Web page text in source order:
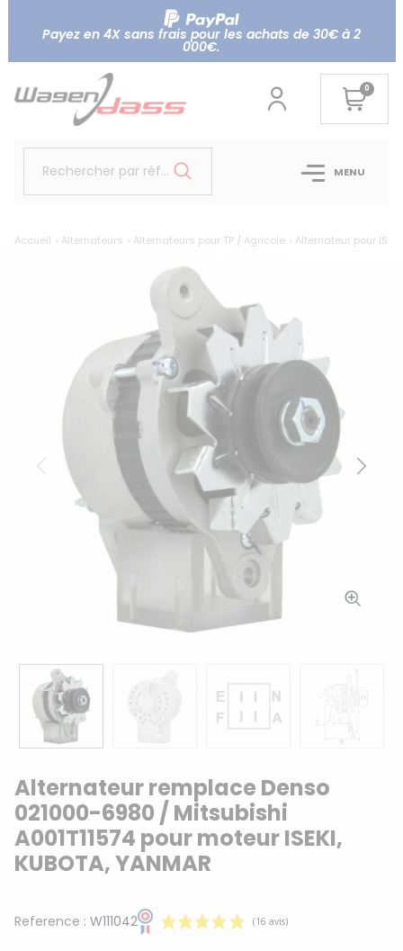
Payez en 4X sans frais pour les achats de 30€ à 2
000€.
0
Rechercher par référence... MENU
Accueil Alternateurs Alternateurs pour TP / Agricole Alternateur pour
Précédent
Alternateur remplace Denso
021000-6980 / Mitsubishi
A001T11574 pour moteur ISEKI,
KUBOTA, YANMAR
Reference : W111042